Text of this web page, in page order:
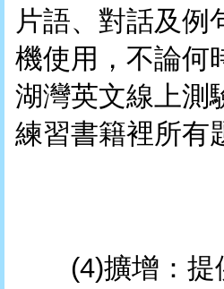
片語、對話及例
機使用，不論何
湖灣英文線上測
練習書籍裡所有
(4)擴增：提